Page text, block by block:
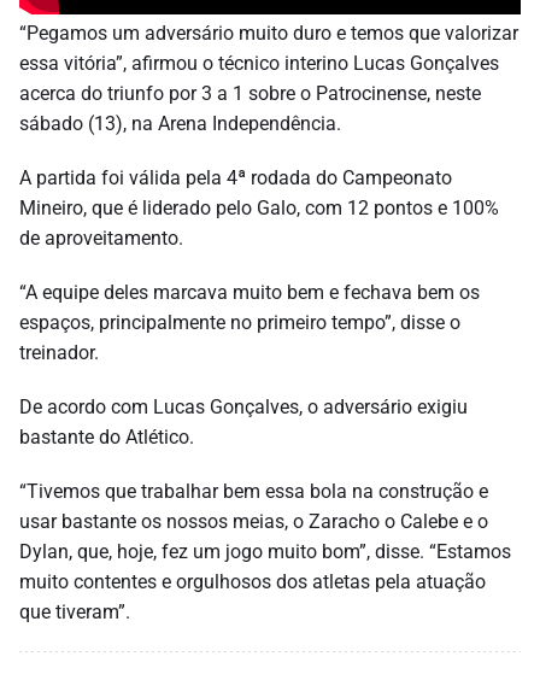
“Pegamos um adversário muito duro e temos que valorizar
essa vitória”, afirmou o técnico interino Lucas Gonçalves
acerca do triunfo por 3 a 1 sobre o Patrocinense, neste
sábado (13), na Arena Independência.
A partida foi válida pela 4ª rodada do Campeonato
Mineiro, que é liderado pelo Galo, com 12 pontos e 100%
de aproveitamento.
“A equipe deles marcava muito bem e fechava bem os
espaços, principalmente no primeiro tempo”, disse o
treinador.
De acordo com Lucas Gonçalves, o adversário exigiu
bastante do Atlético.
“Tivemos que trabalhar bem essa bola na construção e
usar bastante os nossos meias, o Zaracho o Calebe e o
Dylan, que, hoje, fez um jogo muito bom”, disse. “Estamos
muito contentes e orgulhosos dos atletas pela atuação
que tiveram”.